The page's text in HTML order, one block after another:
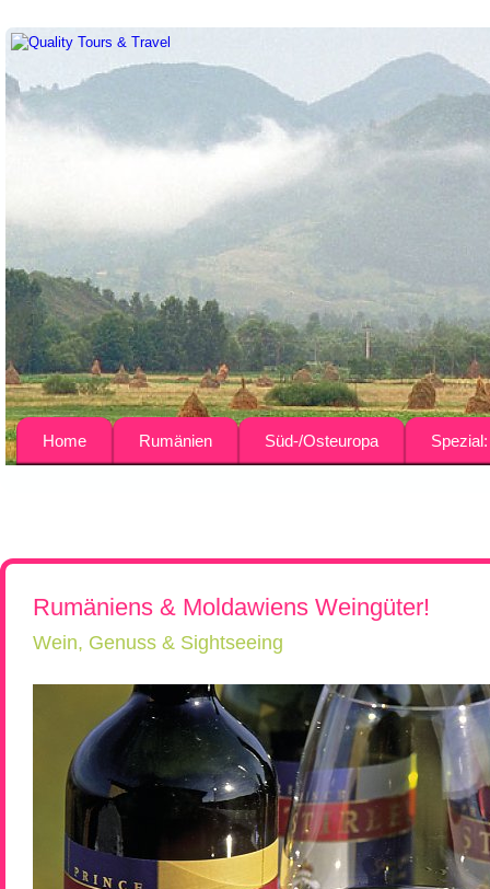
Home Rumänien
Städtereisen
Rumänien & Nachbarländer
Süd-/Osteuropa
Ungarn
Wein-
Rumäniens & Moldawiens Weingüter!
Wein, Genuss & Sightseeing